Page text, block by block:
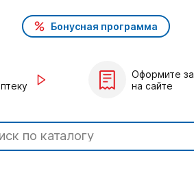
Бонусная программа
Оформите
на сайте